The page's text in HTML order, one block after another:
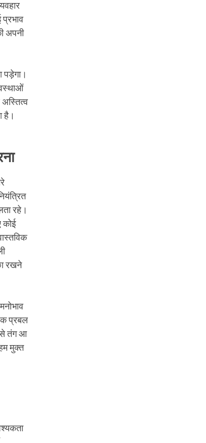
अपनी
पड़ेगा।
है।
रहे।
कोई
रखने
क प्रबल
तंग आ
मुक्त